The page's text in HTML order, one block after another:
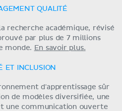
QUALITÉ
recherche académique, révisé
par plus de 7 millions
monde. En savoir plus.
ET INCLUSION
d'apprentissage sûr
de modèles diversifiée, une
une communication ouverte